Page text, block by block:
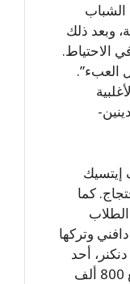
الشباب
وبعد ذلك
الاحتياط.
العبء”.
كما
وتركها
أحد
المليونيرات الكبار، قد تبرع بمبلغ 800 ألف